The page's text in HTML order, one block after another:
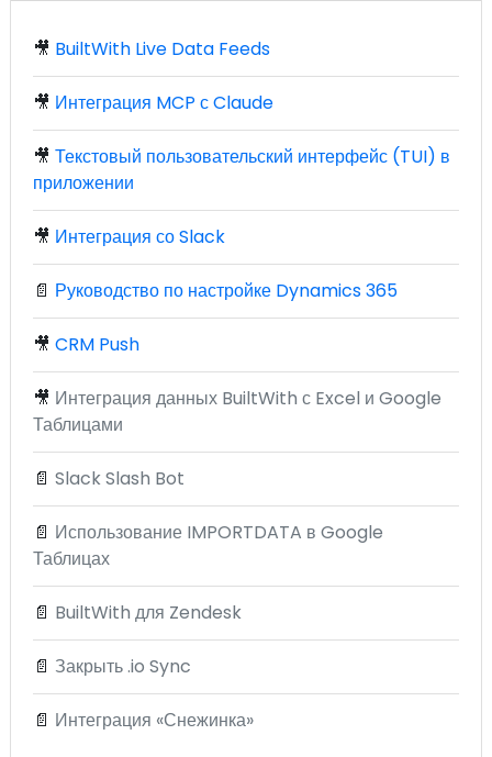
🎥 BuiltWith Live Data Feeds
🎥 Интеграция MCP с Claude
🎥 Текстовый пользовательский интерфейс (TUI) в
приложении
🎥 Интеграция со Slack
📄 Руководство по настройке Dynamics 365
🎥 CRM Push
🎥 Интеграция данных BuiltWith с Excel и Google
Таблицами
📄 Slack Slash Bot
📄 Использование IMPORTDATA в Google
Таблицах
📄 BuiltWith для Zendesk
📄 Закрыть .io Sync
📄 Интеграция «Снежинка»